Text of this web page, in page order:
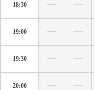
18:30
19:00
19:30
20:00